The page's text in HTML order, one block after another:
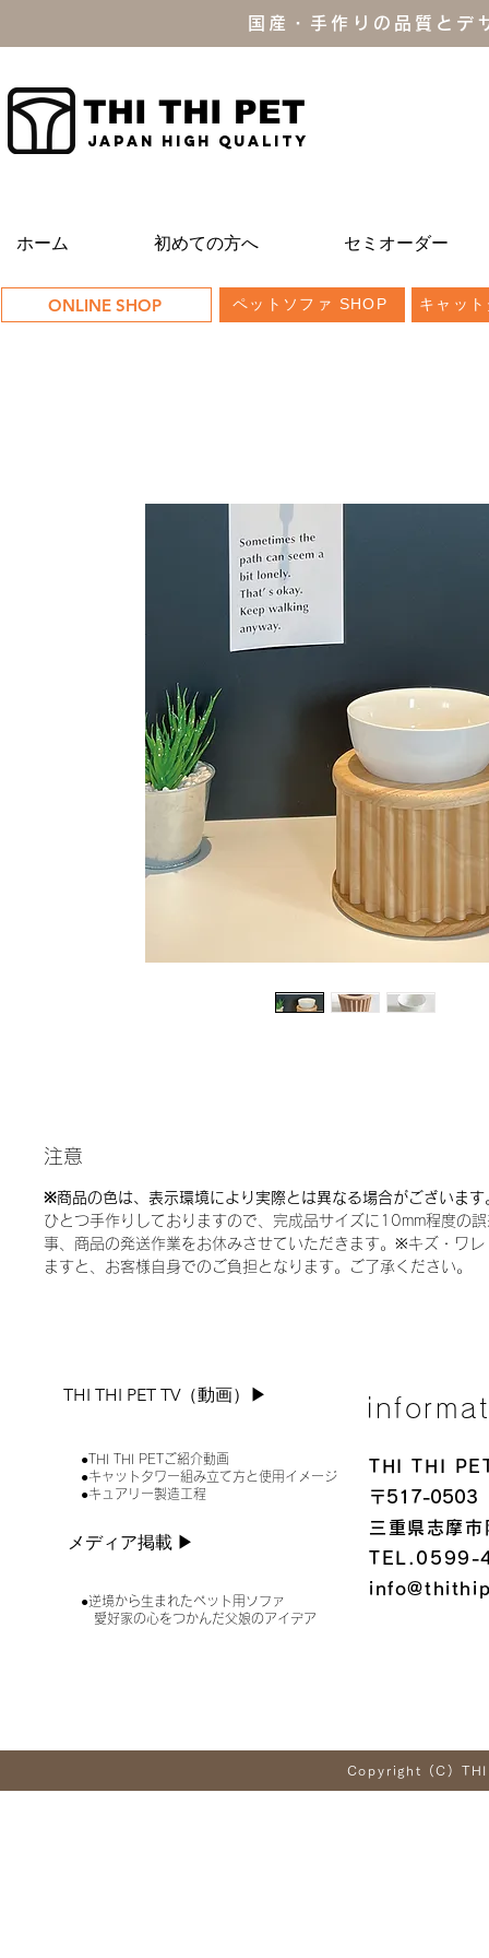
国産・手作りの品質と
THI THI PET
JAPAN high quality
ホーム 初めての方へ セミオーダー
ONLINE SHOP ペットソファ SHOP キャッ
注意
※商品の色は、表示環境により実際とは異なる場合がございます
ひとつ手作りしておりますので、完成品サイズに10mm程度の
事、商品の発送作業をお休みさせていただきます。※キズ・ワ
ますと、お客様自身でのご負担となります。ご了承ください。
THI THI PET TV（動画）▶︎
●THI THI PETご紹介動画
●キャットタワー組み立て方と使用イメージ
●キュアリー製造工程
メディア掲載 ▶︎
●逆境から生まれたペット用ソファ
愛好家の心をつかんだ父娘のアイデア
THI THI
〒517-0503
三重県志摩
TEL.0599-
Copyright (C)